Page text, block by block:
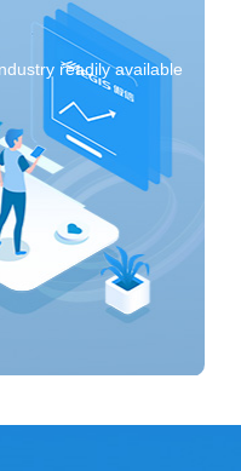
readily available